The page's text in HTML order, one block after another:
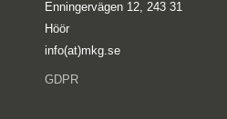
Enningervägen 12, 243 31
Höör
info(at)mkg.se
GDPR